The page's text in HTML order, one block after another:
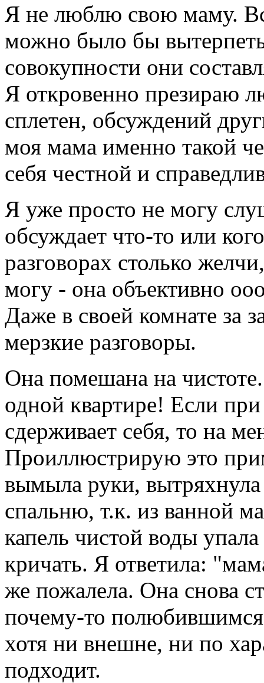
Я не люблю свою маму.
можно было бы
совокупности они
Я откровенно презираю
сплетен, обсуждений
моя мама именно такой
себя честной и
Я уже просто не могу
обсуждает что-то или
разговорах столько
могу - она объективно
Даже в своей комнате за
мерзкие разговоры.
Она помешана на
одной квартире! Если
сдерживает себя, то на
Проиллюстрирую это
вымыла руки,
спальню, т.к. из ванной
капель чистой воды
кричать. Я ответила:
же пожалела. Она снова
почему-то
хотя ни внешне, ни по
подходит.